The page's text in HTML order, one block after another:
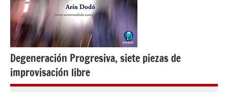
Degeneración Progresiva, siete piezas de
improvisación libre